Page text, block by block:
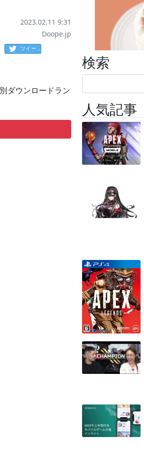
2023.02.11 9:31
Doope.jp
ツイート
ダウンロードラン
検索
人気記事